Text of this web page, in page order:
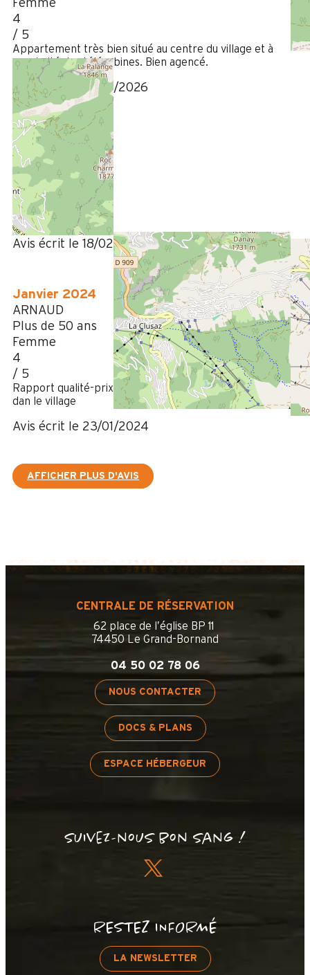
Femme
4
/ 5
Appartement très bien situé au centre du village et à
proximité des télécabines. Bien agencé.
Avis écrit le 20/01/2026
Février 2025
Amélie
35 à 50 ans
Femme
4
/ 5
Avis écrit le 18/02/2025
Janvier 2024
ARNAUD
Plus de 50 ans
Femme
4
/ 5
Rapport qualité-prix intéressant avec un bon emplacement
dan le village
Avis écrit le 23/01/2024
AFFICHER PLUS D'AVIS
CENTRALE DE RÉSERVATION
62 place de l’église BP 11
74450 Le Grand-Bornand
04 50 02 78 06
NOUS CONTACTER
DOCS & PLANS
ESPACE HÉBERGEUR
Suivez-nous bon sang !
RESTEZ INFORMÉ
LA NEWSLETTER